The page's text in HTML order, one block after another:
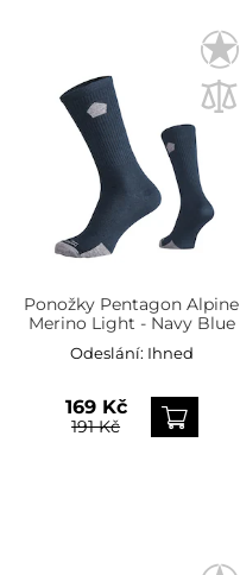
Ponožky Pentagon Alpine
Merino Light - Navy Blue
Odeslání: Ihned
169 Kč
191 Kč